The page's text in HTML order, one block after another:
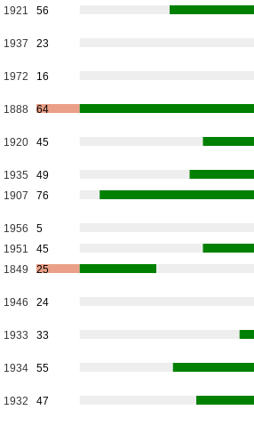
1921 56
1937 23
1972 16
1888 64
1920 45
1935
49
1907 76
1956
5
1951
45
1849 25
1946 24
1933 33
1934 55
1932 47